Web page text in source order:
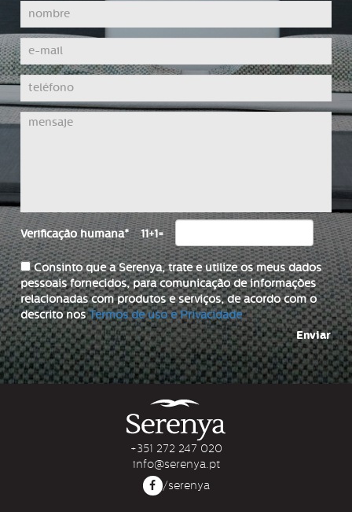
Verificação humana* 11+1=
Consinto que a Serenya, trate e utilize os meus dados
pessoais fornecidos, para comunicação de informações
relacionadas com produtos e serviços, de acordo com o
descrito nosTermos de uso e Privacidade
Enviar
+351 272 247 020
info@serenya.pt
/serenya